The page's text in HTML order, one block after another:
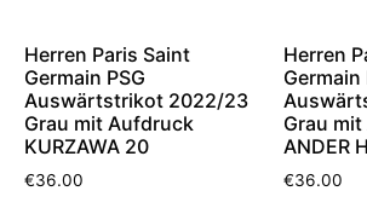
Herren Paris Saint
Germain PSG
Auswärtstrikot 2022/23
Grau mit Aufdruck
KURZAWA 20
€36.00
Herren
Germain
Grau
ANDER
€36.00